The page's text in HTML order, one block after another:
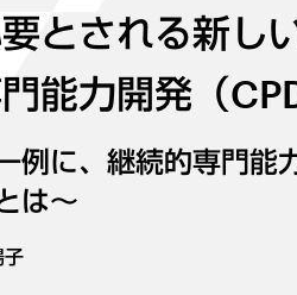
とされる新し
能力開発（
例に、継続的専門能
は～
子